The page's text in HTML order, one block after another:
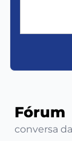
Fórum
conversa